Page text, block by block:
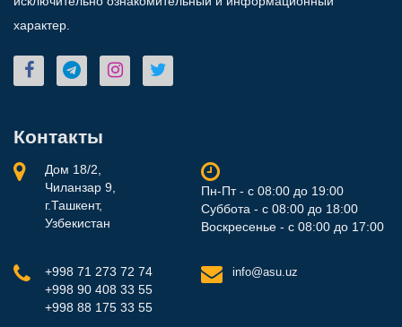
характер.
Контакты
Дом 18/2,
Чиланзар 9,
г.Ташкент,
Узбекистан
Пн-Пт - с 08:00 до 19:00
Суббота - с 08:00 до 18:00
Воскресенье - с 08:00 до 17:00
+998 71 273 72 74
+998 90 408 33 55
+998 88 175 33 55
info@asu.uz